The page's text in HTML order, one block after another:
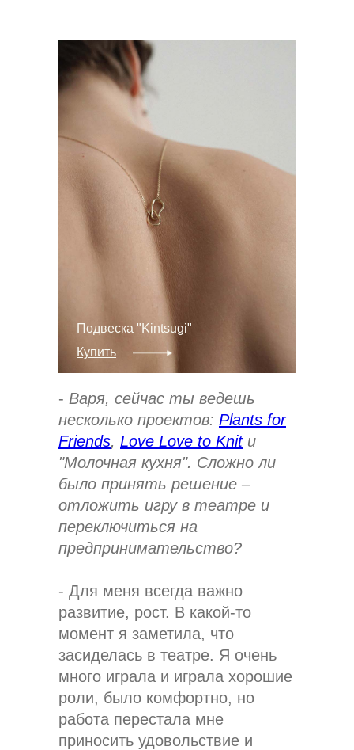
- Варя, сейчас ты ведешь
несколько проектов: Plants for
Friends, Love Love to Knitи
"Молочная кухня". Сложно ли
было принять решение –
отложить игру в театре и
переключиться на
предпринимательство?
- Для меня всегда важно
развитие, рост. В какой-то
момент я заметила, что
засиделась в театре. Я очень
много играла и играла хорошие
роли, было комфортно, но
работа перестала мне
приносить удовольствие и
Подвеска "Kintsugi"
Купить